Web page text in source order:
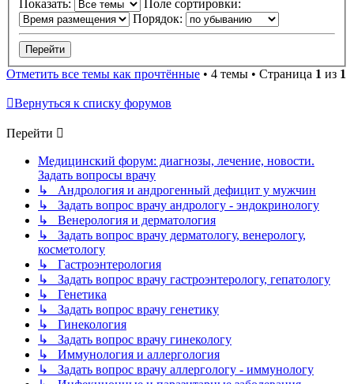
Показать:
Поле сортировки:
Порядок:
Отметить все темы как прочтённые • 4 темы • Страница 1 из 1
Вернуться к списку форумов
Перейти
Медицинский форум: диагнозы, лечение, новости.
Задать вопросы врачу
↳ Андрология и андрогенный дефицит у мужчин
↳ Задать вопрос врачу андрологу - эндокринологу
↳ Венерология и дерматология
↳ Задать вопрос врачу дерматологу, венерологу,
косметологу
↳ Гастроэнтерология
↳ Задать вопрос врачу гастроэнтерологу, гепатологу
↳ Генетика
↳ Задать вопрос врачу генетику
↳ Гинекология
↳ Задать вопрос врачу гинекологу
↳ Иммунология и аллергология
↳ Задать вопрос врачу аллергологу - иммунологу